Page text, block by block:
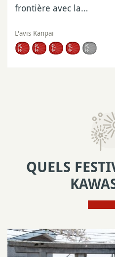
frontière avec la…
L'avis Kanpai
QUELS